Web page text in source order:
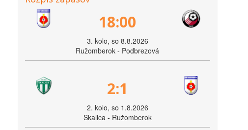
18:00
3. kolo, so 8.8.2026
Ružomberok - Podbrezová
2:1
2. kolo, so 1.8.2026
Skalica - Ružomberok